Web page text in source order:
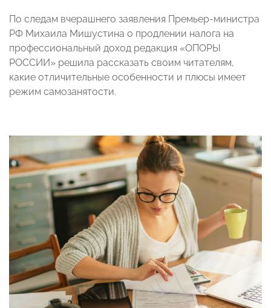
По следам вчерашнего заявления Премьер-министра
РФ Михаила Мишустина о продлении налога на
профессиональный доход редакция «ОПОРЫ
РОССИИ» решила рассказать своим читателям,
какие отличительные особенности и плюсы имеет
режим самозанятости.